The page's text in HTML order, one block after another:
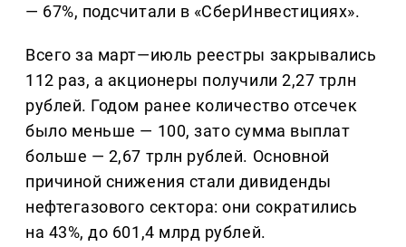
— 67%, подсчитали в «СберИнвестициях».
Всего за март—июль реестры закрывались
112 раз, а акционеры получили 2,27 трлн
рублей. Годом ранее количество отсечек
было меньше — 100, зато сумма выплат
больше — 2,67 трлн рублей. Основной
причиной снижения стали дивиденды
нефтегазового сектора: они сократились
на 43%, до 601,4 млрд рублей.